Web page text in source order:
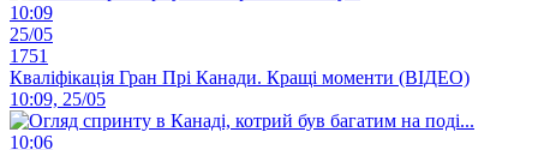
10:09
25/05
1751
Кваліфікація Гран Прі Канади. Кращі моменти (ВІДЕО)
10:09, 25/05
10:06